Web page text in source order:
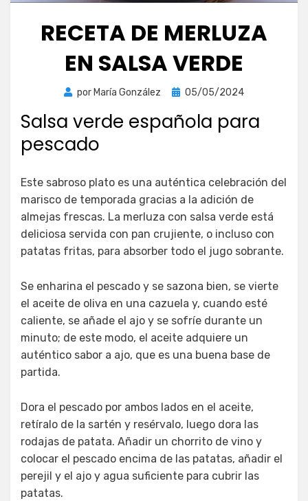
RECETA DE MERLUZA
EN SALSA VERDE
por María González
Publicada
05/05/2024
Salsa verde española para
pescado
Este sabroso plato es una auténtica celebración del
marisco de temporada gracias a la adición de
almejas frescas. La merluza con salsa verde está
deliciosa servida con pan crujiente, o incluso con
patatas fritas, para absorber todo el jugo sobrante.
Se enharina el pescado y se sazona bien, se vierte
el aceite de oliva en una cazuela y, cuando esté
caliente, se añade el ajo y se sofríe durante un
minuto; de este modo, el aceite adquiere un
auténtico sabor a ajo, que es una buena base de
partida.
Dora el pescado por ambos lados en el aceite,
retíralo de la sartén y resérvalo, luego dora las
rodajas de patata. Añadir un chorrito de vino y
colocar el pescado encima de las patatas, añadir el
perejil y el ajo y agua suficiente para cubrir las
patatas.